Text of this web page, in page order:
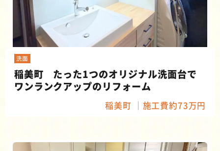
洗面
稲美町 たった1つのオリジナル洗面台で
ワンランクアップのリフォーム
稲美町 施工費約73万円